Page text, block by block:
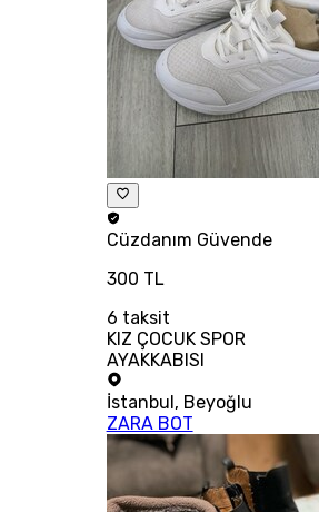
Cüzdanım Güvende
300 TL
6 taksit
KIZ ÇOCUK SPOR
AYAKKABISI
İstanbul, Beyoğlu
ZARA BOT